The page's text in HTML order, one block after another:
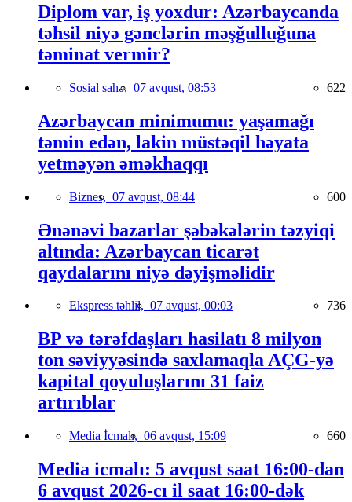
Diplom var, iş yoxdur: Azərbaycanda
təhsil niyə gənclərin məşğulluğuna
təminat vermir?
Sosial sahə, 07 avqust, 08:53 622
Azərbaycan minimumu: yaşamağı
təmin edən, lakin müstəqil həyata
yetməyən əməkhaqqı
Biznes, 07 avqust, 08:44 600
Ənənəvi bazarlar şəbəkələrin təzyiqi
altında: Azərbaycan ticarət
qaydalarını niyə dəyişməlidir
Ekspress təhlil, 07 avqust, 00:03 736
BP və tərəfdaşları hasilatı 8 milyon
ton səviyyəsində saxlamaqla AÇG-yə
kapital qoyuluşlarını 31 faiz
artırıblar
Media İcmalı, 06 avqust, 15:09 660
Media icmalı: 5 avqust saat 16:00-dan
6 avqust 2026-cı il saat 16:00-dək